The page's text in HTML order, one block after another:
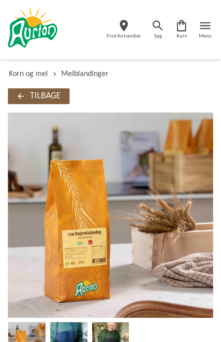
Find forhandler Søg Kurv Menu
Korn og mel Melblandinger
TILBAGE